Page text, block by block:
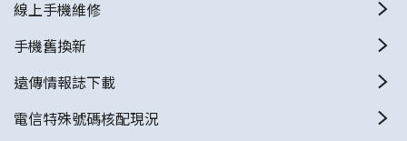
線上手機維修
手機舊換新
遠傳情報誌下載
電信特殊號碼核配現況